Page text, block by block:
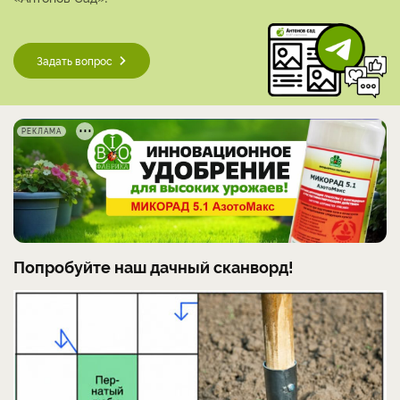
Задать вопрос
РЕКЛАМА
Попробуйте наш дачный сканворд!